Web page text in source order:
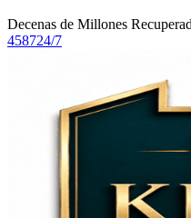
Decenas de Millones
458724/7